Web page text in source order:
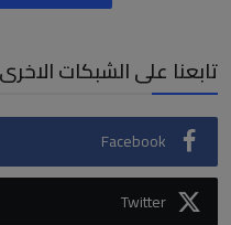
تابعنا على الشبكات الاخرى
Facebook
Twitter